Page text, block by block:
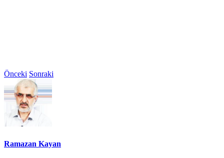
Önceki Sonraki
Ramazan Kayan